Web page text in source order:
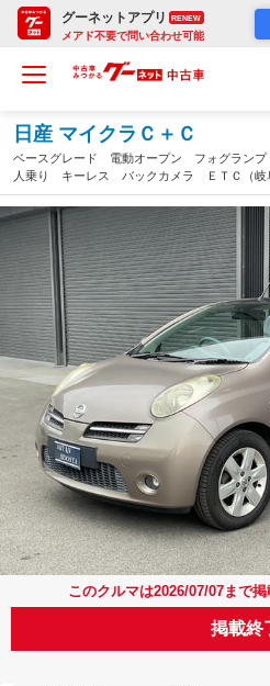
グーネットアプリ RENEW
メアド不要で問い合わせ可能
日産 マイクラＣ＋Ｃ
ベースグレード 電動オープン フォグラン
人乗り キーレス バックカメラ ＥＴＣ（岐
このクルマは2026/07/07まで掲
掲載終